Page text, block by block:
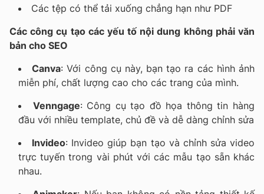
Các tệp có thể tải xuống chẳng hạn như PDF
Các công cụ tạo các yếu tố nội dung không phải văn
bản cho SEO
Canva: Với công cụ này, bạn tạo ra các hình ảnh
miễn phí, chất lượng cao cho các trang của mình.
Venngage: Công cụ tạo đồ họa thông tin hàng
đầu với nhiều template, chủ đề và dễ dàng chỉnh sửa
Invideo: Invideo giúp bạn tạo và chỉnh sửa video
trực tuyến trong vài phút với các mẫu tạo sẵn khác
nhau.